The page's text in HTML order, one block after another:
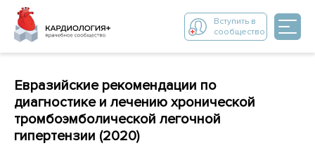
Вступить в
сообщество
Евразийские рекомендации по
диагностике и лечению хронической
тромбоэмболической легочной
гипертензии (2020)